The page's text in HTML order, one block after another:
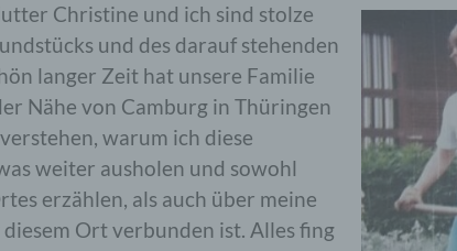
Christine und ich sind stolze
und des darauf stehenden
langer Zeit hat unsere Familie
Nähe von Camburg in Thüringen
warum ich diese
weiter ausholen und sowohl
erzählen, als auch über meine
Ort verbunden ist. Alles fing